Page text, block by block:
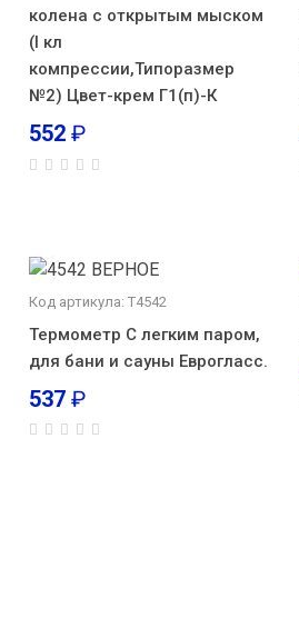
колена с открытым мыском
(I кл
компрессии,Типоразмер
№2) Цвет-крем Г1(п)-К
552 ₽
Код артикула: T4542
Термометр С легким паром,
для бани и сауны Еврогласс.
537 ₽